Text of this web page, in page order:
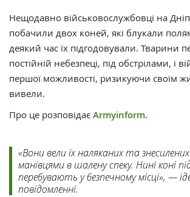
Нещодавно військовослужбовці на
побачили двох коней, які блукали
деякий час їх підгодовували. Тварини
постійній небезпеці, під обстрілами, і
першої можливості, ризикуючи своїм
вивели.
Про це розповідає Armyinform.
«Вони вели їх наляканих та
манівцями в шалену спеку. Нині коні
перебувають у безпечному місці», —
повідомленні.